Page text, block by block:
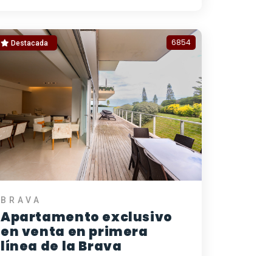
Destacada 6854
BRAVA
Apartamento exclusivo
en venta en primera
línea de la Brava